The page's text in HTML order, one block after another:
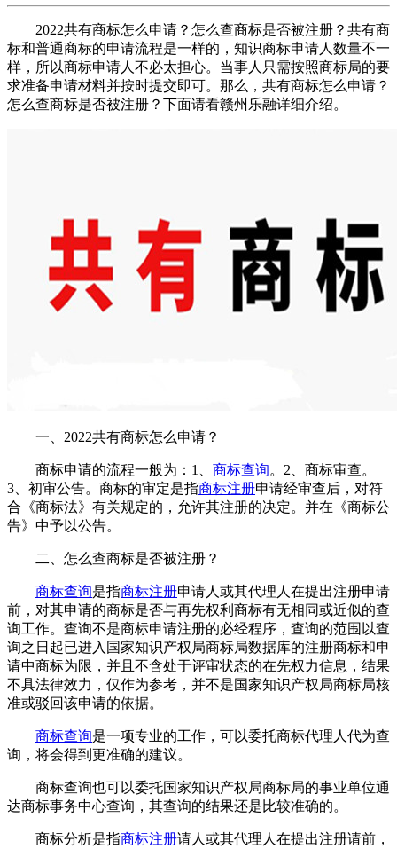
2022共有商标怎么申请？怎么查商标是否被注册？共有商
标和普通商标的申请流程是一样的，知识商标申请人数量不一
样，所以商标申请人不必太担心。当事人只需按照商标局的要
求准备申请材料并按时提交即可。那么，共有商标怎么申请？
怎么查商标是否被注册？下面请看赣州乐融详细介绍。
一、2022共有商标怎么申请？
商标申请的流程一般为：1、 商标查询。2、商标审查。
3、初审公告。商标的审定是指商标注册申请经审查后，对符
合《商标法》有关规定的，允许其注册的决定。并在《商标公
告》中予以公告。
二、怎么查商标是否被注册？
商标查询是指商标注册申请人或其代理人在提出注册申请
前，对其申请的商标是否与再先权利商标有无相同或近似的查
询工作。查询不是商标申请注册的必经程序，查询的范围以查
询之日起已进入国家知识产权局商标局数据库的注册商标和申
请中商标为限，并且不含处于评审状态的在先权力信息，结果
不具法律效力，仅作为参考，并不是国家知识产权局商标局核
准或驳回该申请的依据。
商标查询是一项专业的工作，可以委托商标代理人代为查
询，将会得到更准确的建议。
商标查询也可以委托国家知识产权局商标局的事业单位通
达商标事务中心查询，其查询的结果还是比较准确的。
商标分析是指商标注册请人或其代理人在提出注册请前，